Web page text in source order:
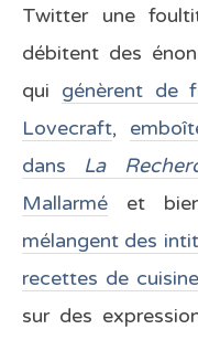
Twitter une
débitent des
qui génèrent de
Lovecraft,
dans La
Mallarmé et
mélangent des
recettes de cuisine
sur des